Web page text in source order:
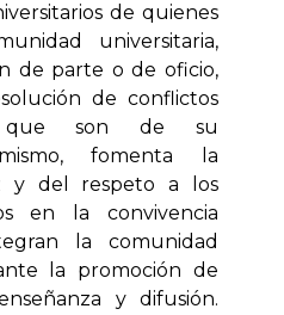
de quienes
universitaria,
de parte o de oficio,
de conflictos
que son de su
fomenta la
y del respeto a los
en la convivencia
la comunidad
la promoción de
y difusión.